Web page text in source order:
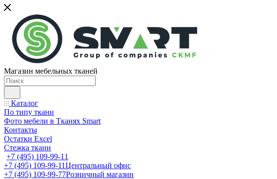
Магазин мебельных тканей
Каталог
По типу ткани
Фото мебели в Тканях Smart
Контакты
Остатки Excel
Стежка ткани
+7 (495) 109-99-11
+7 (495) 109-99-11Центральный офис
+7 (495) 109-99-77Розничный магазин